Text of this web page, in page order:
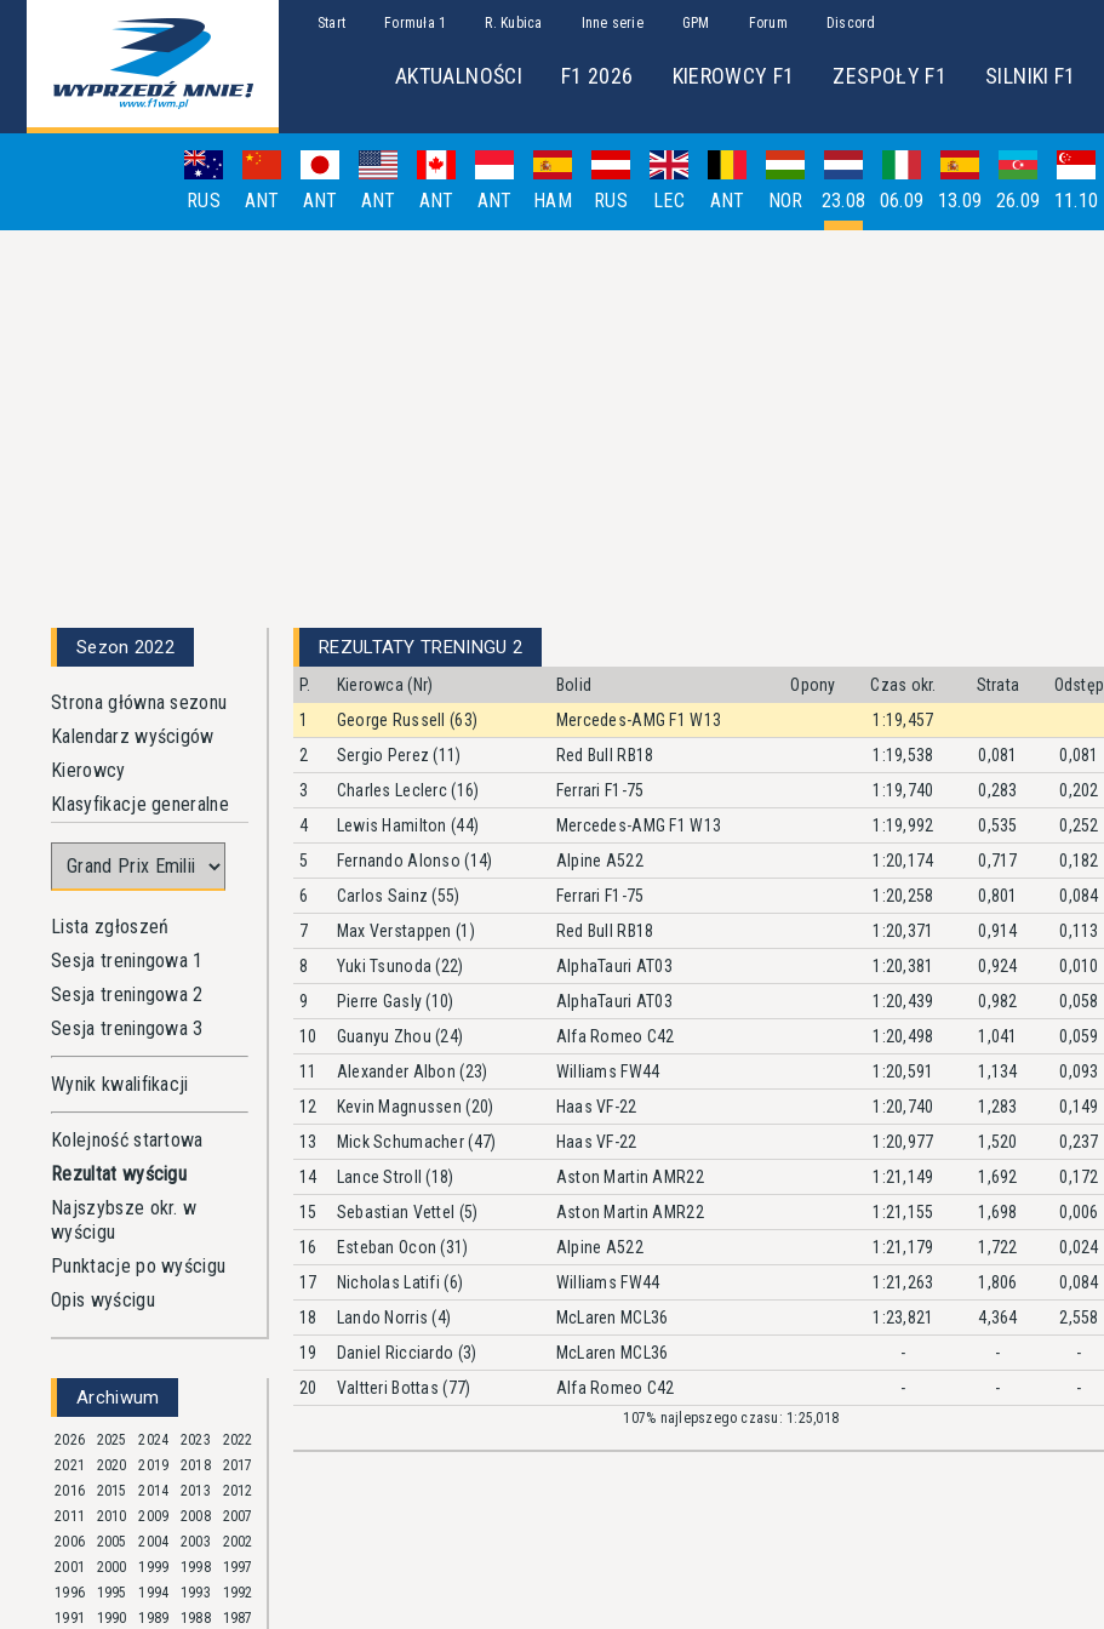
Start Formuła 1 R. Kubica Inne serie GPM Forum Discord
AKTUALNOŚCI F1 2026 KIEROWCY F1 ZESPOŁY F1 SILNIKI F1
RUS ANT ANT ANT ANT ANT HAM RUS LEC ANT NOR 23.08 06.09 13.09 26.09 11.10
Sezon 2022
Strona główna sezonu
Kalendarz wyścigów
Kierowcy
Klasyfikacje generalne
Lista zgłoszeń
Sesja treningowa 1
Sesja treningowa 2
Sesja treningowa 3
Wynik kwalifikacji
Kolejność startowa
Rezultat wyścigu
Najszybsze okr. w
wyścigu
Punktacje po wyścigu
Opis wyścigu
Archiwum
2026 2025 2024 2023
2022
2021
2020 2019 2018
2017
2016
2015 2014 2013
2012
2011
2010 2009 2008
2007
2006
2005 2004 2003
2002
2001
2000 1999 1998
1997
1996
1995 1994 1993
1992
1991
1990 1989 1988 1987
REZULTATY TRENINGU 2
P. Kierowca (Nr) Bolid Opony Czas okr. Strata Odstęp
1
George Russell (63) Mercedes-AMG F1 W13 1:19,457
2
Sergio Perez (11) Red Bull RB18 1:19,538 0,081 0,081
3
Charles Leclerc (16) Ferrari F1-75 1:19,740 0,283 0,202
4
Lewis Hamilton (44) Mercedes-AMG F1 W13 1:19,992 0,535 0,252
5
Fernando Alonso (14) Alpine A522 1:20,174 0,717 0,182
6
Carlos Sainz (55) Ferrari F1-75 1:20,258 0,801 0,084
7
Max Verstappen (1) Red Bull RB18 1:20,371 0,914 0,113
8
Yuki Tsunoda (22) AlphaTauri AT03 1:20,381 0,924 0,010
9
Pierre Gasly (10) AlphaTauri AT03 1:20,439 0,982 0,058
10
Guanyu Zhou (24) Alfa Romeo C42 1:20,498 1,041 0,059
11
Alexander Albon (23) Williams FW44 1:20,591 1,134 0,093
12
Kevin Magnussen (20) Haas VF-22 1:20,740 1,283 0,149
13
Mick Schumacher (47) Haas VF-22 1:20,977 1,520 0,237
14
Lance Stroll (18) Aston Martin AMR22 1:21,149 1,692 0,172
15
Sebastian Vettel (5) Aston Martin AMR22 1:21,155 1,698 0,006
16
Esteban Ocon (31) Alpine A522 1:21,179 1,722 0,024
17
Nicholas Latifi (6) Williams FW44 1:21,263 1,806 0,084
18
Lando Norris (4) McLaren MCL36 1:23,821 4,364 2,558
19
Daniel Ricciardo (3) McLaren MCL36 - - -
20
Valtteri Bottas (77) Alfa Romeo C42 - - -
107% najlepszego czasu: 1:25,018